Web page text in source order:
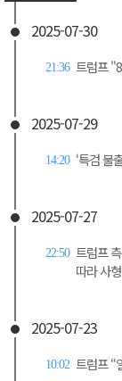
2025-07-30
21:36 트럼프
2025-07-29
14:20 ‘특검 불
2025-07-27
22:50 트럼프
따라 사
2025-07-23
10:02 트럼프 “